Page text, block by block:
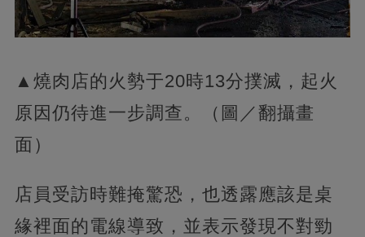
▲燒肉店的火勢于20時13分撲滅，起火
原因仍待進一步調查。（圖／翻攝畫
面）
店員受訪時難掩驚恐，也透露應該是桌
緣裡面的電線導致，並表示發現不對勁